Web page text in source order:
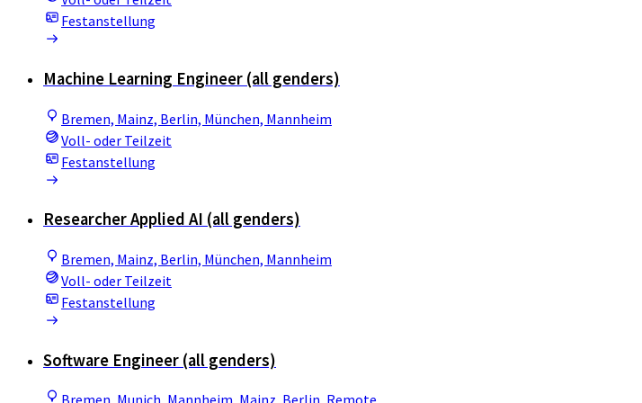
Festanstellung
Machine Learning Engineer (all genders)
Bremen, Mainz, Berlin, München, Mannheim
Voll- oder Teilzeit
Festanstellung
Researcher Applied AI (all genders)
Bremen, Mainz, Berlin, München, Mannheim
Voll- oder Teilzeit
Festanstellung
Software Engineer (all genders)